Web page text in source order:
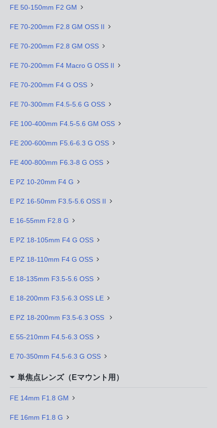
FE 50-150mm F2 GM
FE 70-200mm F2.8 GM OSS II
FE 70-200mm F2.8 GM OSS
FE 70-200mm F4 Macro G OSS II
FE 70-200mm F4 G OSS
FE 70-300mm F4.5-5.6 G OSS
FE 100-400mm F4.5-5.6 GM OSS
FE 200-600mm F5.6-6.3 G OSS
FE 400-800mm F6.3-8 G OSS
E PZ 10-20mm F4 G
E PZ 16-50mm F3.5-5.6 OSS II
E 16-55mm F2.8 G
E PZ 18-105mm F4 G OSS
E PZ 18-110mm F4 G OSS
E 18-135mm F3.5-5.6 OSS
E 18-200mm F3.5-6.3 OSS LE
E PZ 18-200mm F3.5-6.3 OSS
E 55-210mm F4.5-6.3 OSS
E 70-350mm F4.5-6.3 G OSS
単焦点レンズ（Eマウント用）
FE 14mm F1.8 GM
FE 16mm F1.8 G